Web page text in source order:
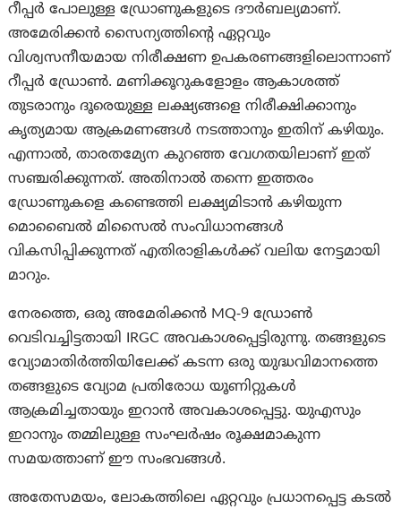
റീപ്പർ പോലുള്ള ഡ്രോണുകളുടെ ദൗർബല്യമാണ്.
അമേരിക്കൻ സൈന്യത്തിന്റെ ഏറ്റവും
വിശ്വസനീയമായ നിരീക്ഷണ ഉപകരണങ്ങളിലൊന്നാണ്
റീപ്പർ ഡ്രോൺ. മണിക്കൂറുകളോളം ആകാശത്ത്
തുടരാനും ദൂരെയുള്ള ലക്ഷ്യങ്ങളെ നിരീക്ഷിക്കാനും
കൃത്യമായ ആക്രമണങ്ങൾ നടത്താനും ഇതിന് കഴിയും.
എന്നാൽ, താരതമ്യേന കുറഞ്ഞ വേഗതയിലാണ് ഇത്
സഞ്ചരിക്കുന്നത്. അതിനാൽ തന്നെ ഇത്തരം
ഡ്രോണുകളെ കണ്ടെത്തി ലക്ഷ്യമിടാൻ കഴിയുന്ന
മൊബൈൽ മിസൈൽ സംവിധാനങ്ങൾ
വികസിപ്പിക്കുന്നത് എതിരാളികൾക്ക് വലിയ നേട്ടമായി
മാറും.
നേരത്തെ, ഒരു അമേരിക്കൻ MQ-9 ഡ്രോൺ
വെടിവച്ചിട്ടതായി IRGC അവകാശപ്പെട്ടിരുന്നു. തങ്ങളുടെ
വ്യോമാതിർത്തിയിലേക്ക് കടന്ന ഒരു യുദ്ധവിമാനത്തെ
തങ്ങളുടെ വ്യോമ പ്രതിരോധ യൂണിറ്റുകൾ
ആക്രമിച്ചതായും ഇറാൻ അവകാശപ്പെട്ടു. യുഎസും
ഇറാനും തമ്മിലുള്ള സംഘർഷം രൂക്ഷമാകുന്ന
സമയത്താണ് ഈ സംഭവങ്ങൾ.
അതേസമയം, ലോകത്തിലെ ഏറ്റവും പ്രധാനപ്പെട്ട കടൽ